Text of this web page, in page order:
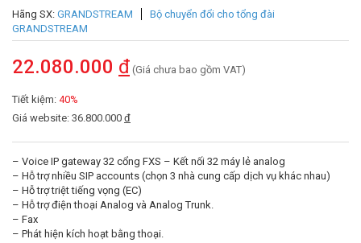
Hãng SX: GRANDSTREAM
Bộ chuyển đổi cho tổng đài
GRANDSTREAM
22.080.000 đ (Giá chưa bao gồm VAT)
Tiết kiệm: 40%
Giá website: 36.800.000 đ
– Voice IP gateway 32 cổng FXS – Kết nối 32 máy lẻ analog
– Hỗ trợ nhiều SIP accounts (chọn 3 nhà cung cấp dịch vụ khác nhau)
– Hỗ trợ triệt tiếng vọng (EC)
– Hỗ trợ điện thoại Analog và Analog Trunk.
– Fax
– Phát hiện kích hoạt bằng thoại.